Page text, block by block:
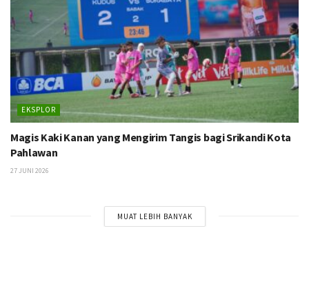
EKSPLOR
Magis Kaki Kanan yang Mengirim Tangis bagi Srikandi Kota
Pahlawan
27 JUNI 2026
MUAT LEBIH BANYAK